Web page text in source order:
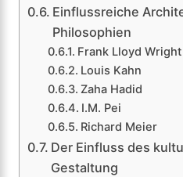
Einflussreiche
Philosophien
Frank Lloyd Wright
Louis Kahn
Zaha Hadid
I.M. Pei
Richard Meier
Der Einfluss des
Gestaltung